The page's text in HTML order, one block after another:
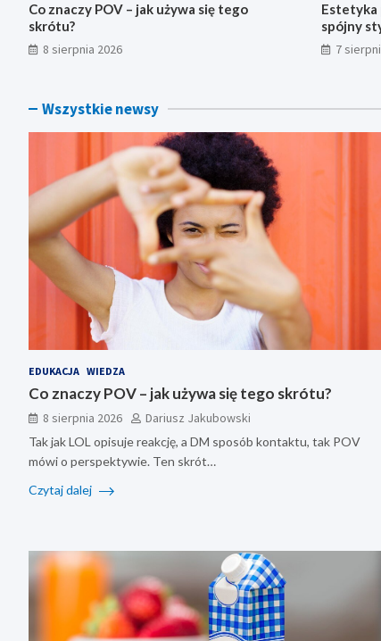
Co znaczy POV – jak używa się tego
skrótu?
8 sierpnia 2026
Estetyka
spójny
7
Wszystkie newsy
EDUKACJA WIEDZA
Co znaczy POV – jak używa się tego skrótu?
8 sierpnia 2026 Dariusz Jakubowski
Tak jak LOL opisuje reakcję, a DM sposób kontaktu, tak POV
mówi o perspektywie. Ten skrót…
Czytaj dalej